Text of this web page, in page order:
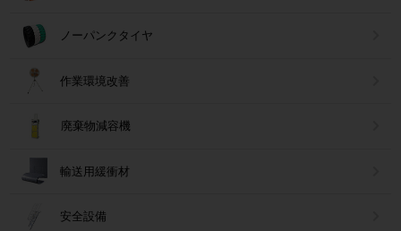
ノーパンクタイヤ
作業環境改善
廃棄物減容機
輸送用緩衝材
安全設備